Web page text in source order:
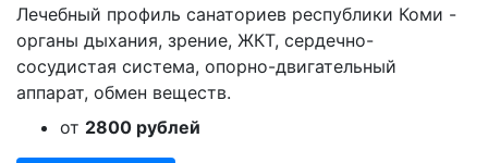
Лечебный профиль санаториев республики Коми -
органы дыхания, зрение, ЖКТ, сердечно-
сосудистая система, опорно-двигательный
аппарат, обмен веществ.
от 2800 рублей